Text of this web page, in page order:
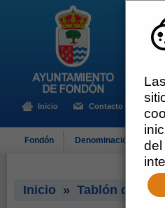
Inicio Contacto
Fondón Denominación de
Inicio » Tablón de